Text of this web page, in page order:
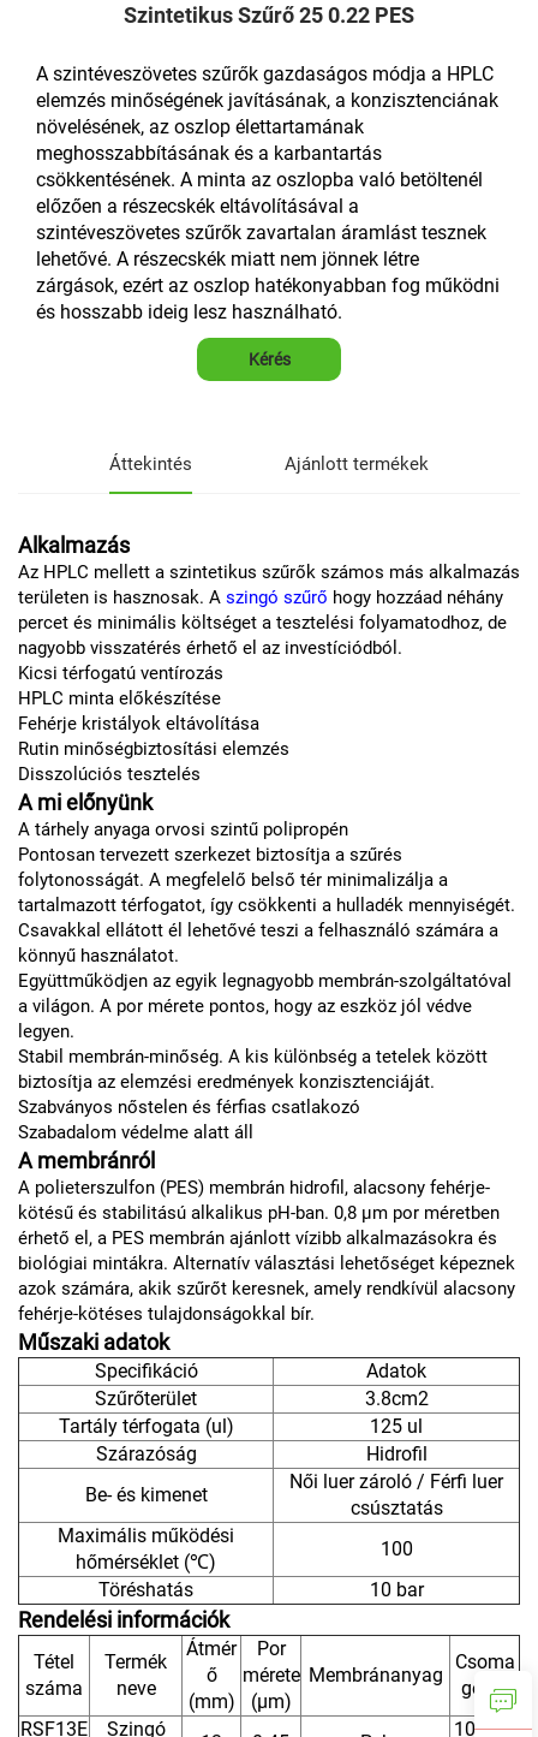
Szintetikus Szűrő 25 0.22 PES
A szintéveszövetes szűrők gazdaságos módja a HPLC
elemzés minőségének javításának, a konzisztenciának
növelésének, az oszlop élettartamának
meghosszabbításának és a karbantartás
csökkentésének. A minta az oszlopba való betöltenél
előzően a részecskék eltávolításával a
szintéveszövetes szűrők zavartalan áramlást tesznek
lehetővé. A részecskék miatt nem jönnek létre
zárgások, ezért az oszlop hatékonyabban fog működni
és hosszabb ideig lesz használható.
Kérés
Áttekintés Ajánlott termékek
Alkalmazás
Az HPLC mellett a szintetikus szűrők számos más alkalmazás
területen is hasznosak. A szingó szűrő hogy hozzáad néhány
percet és minimális költséget a tesztelési folyamatodhoz, de
nagyobb visszatérés érhető el az investíciódból.
Kicsi térfogatú ventírozás
HPLC minta előkészítése
Fehérje kristályok eltávolítása
Rutin minőségbiztosítási elemzés
Disszolúciós tesztelés
A mi előnyünk
A tárhely anyaga orvosi szintű polipropén
Pontosan tervezett szerkezet biztosítja a szűrés
folytonosságát. A megfelelő belső tér minimalizálja a
tartalmazott térfogatot, így csökkenti a hulladék mennyiségét.
Csavakkal ellátott él lehetővé teszi a felhasználó számára a
könnyű használatot.
Együttműködjen az egyik legnagyobb membrán-szolgáltatóval
a világon. A por mérete pontos, hogy az eszköz jól védve
legyen.
Stabil membrán-minőség. A kis különbség a tetelek között
biztosítja az elemzési eredmények konzisztenciáját.
Szabványos nőstelen és férfias csatlakozó
Szabadalom védelme alatt áll
A membránról
A polieterszulfon (PES) membrán hidrofil, alacsony fehérje-
kötésű és stabilitású alkalikus pH-ban. 0,8 µm por méretben
érhető el, a PES membrán ajánlott vízibb alkalmazásokra és
biológiai mintákra. Alternatív választási lehetőséget képeznek
azok számára, akik szűrőt keresnek, amely rendkívül alacsony
fehérje-kötéses tulajdonságokkal bír.
Műszaki adatok
Specifikáció
Adatok
Szűrőterület
3.8cm2
Tartály térfogata (ul)
125 ul
Szárazóság
Hidrofil
Be- és kimenet
Női luer zároló / Férfi luer
csúsztatás
Maximális működési
hőmérséklet (℃)
100
Töréshatás
10 bar
Rendelési információk
Tétel
száma
Termék
neve
Átmér
ő
(mm)
Por
mérete
(μm)
Membránanyag
Csoma
golás
RSF13E
Szingó 100db/